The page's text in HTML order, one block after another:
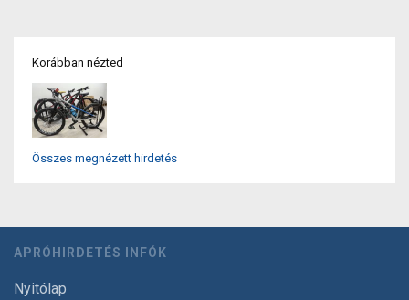
Korábban nézted
Összes megnézett hirdetés
APRÓHIRDETÉS INFÓK
Nyitólap